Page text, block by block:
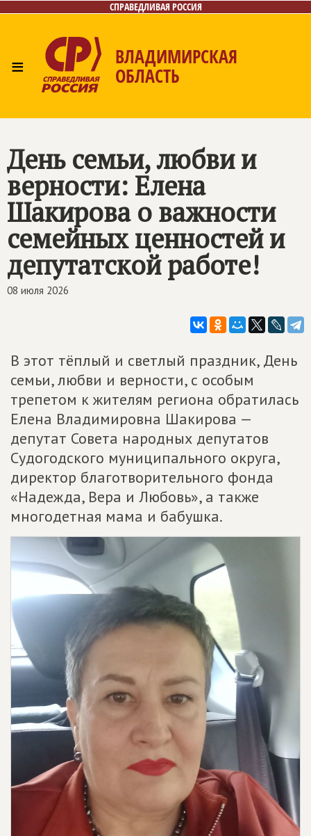
СПРАВЕДЛИВАЯ РОССИЯ
≡ ВЛАДИМИРСКАЯ
ОБЛАСТЬ
День семьи, любви и
верности: Елена
Шакирова о важности
семейных ценностей и
депутатской работе!
08 июля 2026
В этот тёплый и светлый праздник, День
семьи, любви и верности, с особым
трепетом к жителям региона обратилась
Елена Владимировна Шакирова —
депутат Совета народных депутатов
Судогодского муниципального округа,
директор благотворительного фонда
«Надежда, Вера и Любовь», а также
многодетная мама и бабушка.